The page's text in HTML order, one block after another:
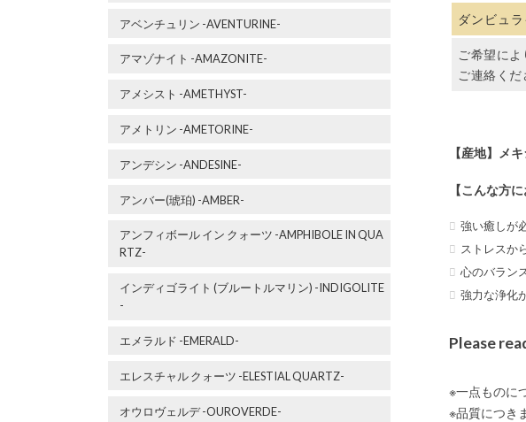
ダンビュ
ご希望に
ご連絡くだ
【産地】メ
【こんな方
強い癒しが
ストレスか
心のバラン
強力な浄化
Please
※一点ものに
※品質につき
アベンチュリン -AVENTURINE-
アマゾナイト -AMAZONITE-
アメシスト -AMETHYST-
アメトリン -AMETORINE-
アンデシン -ANDESINE-
アンバー(琥珀) -AMBER-
アンフィボール イン クォーツ -AMPHIBOLE IN QUA
RTZ-
インディゴライト (ブルートルマリン) -INDIGOLITE
-
エメラルド -EMERALD-
エレスチャル クォーツ -ELESTIAL QUARTZ-
オウロヴェルデ -OUROVERDE-